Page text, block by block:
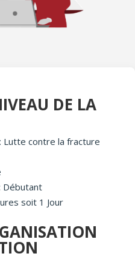
DE LA
Lutte contre la fracture
Débutant
soit 1 Jour